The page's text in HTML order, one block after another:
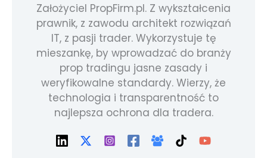
Założyciel PropFirm.pl. Z wykształcenia
prawnik, z zawodu architekt rozwiązań
IT, z pasji trader. Wykorzystuje tę
mieszankę, by wprowadzać do branży
prop tradingu jasne zasady i
weryfikowalne standardy. Wierzy, że
technologia i transparentność to
najlepsza ochrona dla tradera.